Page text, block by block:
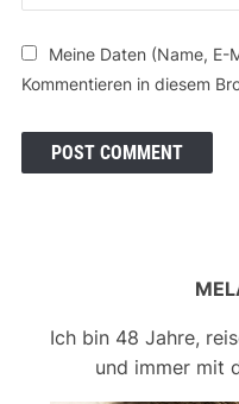
Meine Daten (Name, E-
Kommentieren in diesem
Ich bin 48 Jahre,
und immer mit